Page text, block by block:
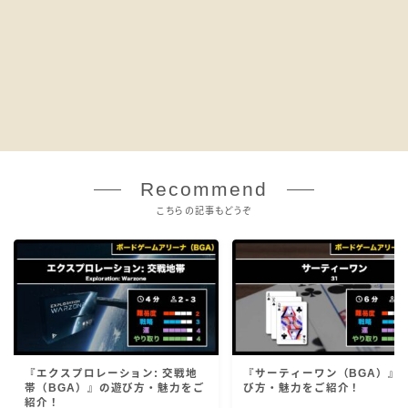
Recommend
こちらの記事もどうぞ
『エクスプロレーション: 交戦地
帯（BGA）』の遊び方・魅力をご
紹介！
『サーティーワン（BGA）』
び方・魅力をご紹介！